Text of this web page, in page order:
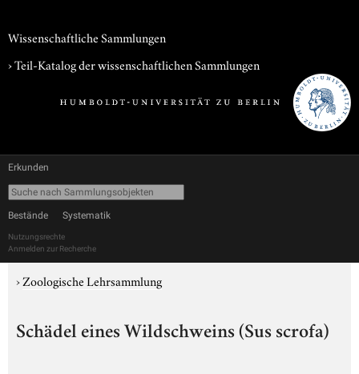
Wissenschaftliche Sammlungen
› Teil-Katalog der wissenschaftlichen Sammlungen
Erkunden
Bestände Systematik
Nutzungsrechte
Anmelden zur Recherche
›Zoologische Lehrsammlung
Schädel eines Wildschweins (Sus scrofa)